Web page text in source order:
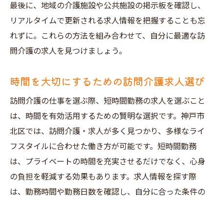
最後に、地域の介護施設や公共施設の掲示板を確認し、
リアルタイムで更新される求人情報を把握することも忘
れずに。これらの方法を組み合わせて、自分に最適な訪
問介護の求人を見つけましょう。
時間を大切にするための訪問介護求人選び
訪問介護の仕事を選ぶ際、短時間勤務の求人を選ぶこと
は、時間を有効活用するための賢明な選択です。神戸市
北区では、訪問介護・求人が多く見つかり、多様なライ
フスタイルに合わせた働き方が可能です。短時間勤務
は、プライベートの時間を充実させるだけでなく、心身
の負担を軽減する効果もあります。求人情報を探す際
は、勤務時間や勤務日数を確認し、自分に合った条件の